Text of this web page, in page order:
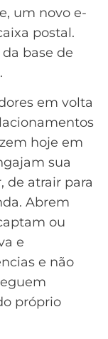
um novo e-
postal.
base de
em volta
hoje em
sua
de atrair para
Abrem
ou
e
e não
próprio